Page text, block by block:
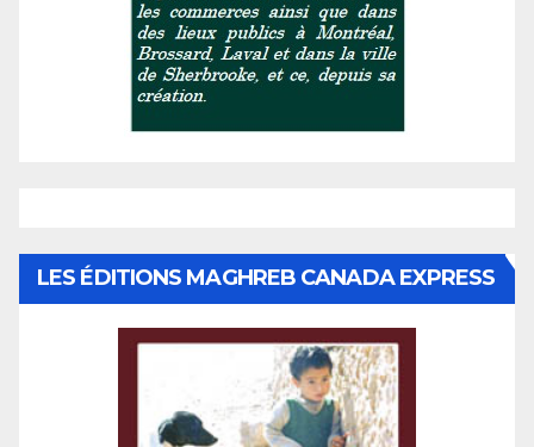
LES ÉDITIONS MAGHREB CANADA EXPRESS